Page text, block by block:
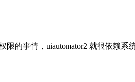
的事情，uiautomator2 就很依赖系